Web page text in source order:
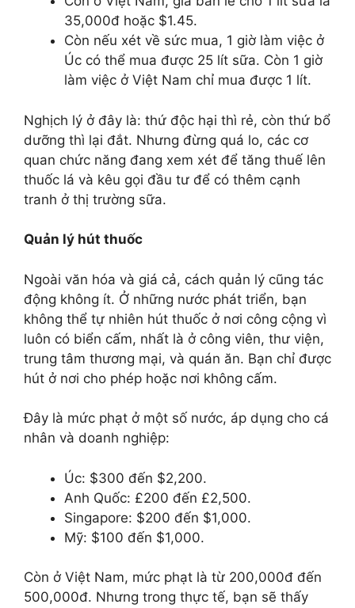
35,000đ hoặc $1.45.
Còn nếu xét về sức mua, 1 giờ làm việc ở
Úc có thể mua được 25 lít sữa. Còn 1 giờ
làm việc ở Việt Nam chỉ mua được 1 lít.
Nghịch lý ở đây là: thứ độc hại thì rẻ, còn thứ bổ
dưỡng thì lại đắt. Nhưng đừng quá lo, các cơ
quan chức năng đang xem xét để tăng thuế lên
thuốc lá và kêu gọi đầu tư để có thêm cạnh
tranh ở thị trường sữa.
Quản lý hút thuốc
Ngoài văn hóa và giá cả, cách quản lý cũng tác
động không ít. Ở những nước phát triển, bạn
không thể tự nhiên hút thuốc ở nơi công cộng vì
luôn có biển cấm, nhất là ở công viên, thư viện,
trung tâm thương mại, và quán ăn. Bạn chỉ được
hút ở nơi cho phép hoặc nơi không cấm.
Đây là mức phạt ở một số nước, áp dụng cho cá
nhân và doanh nghiệp:
Úc: $300 đến $2,200.
Anh Quốc: £200 đến £2,500.
Singapore: $200 đến $1,000.
Mỹ: $100 đến $1,000.
Còn ở Việt Nam, mức phạt là từ 200,000đ đến
500,000đ. Nhưng trong thực tế, bạn sẽ thấy